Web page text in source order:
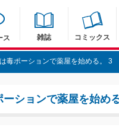
ス 雑誌 コミックス
毒ポーションで薬屋を始める。 3
ションで薬屋を始め